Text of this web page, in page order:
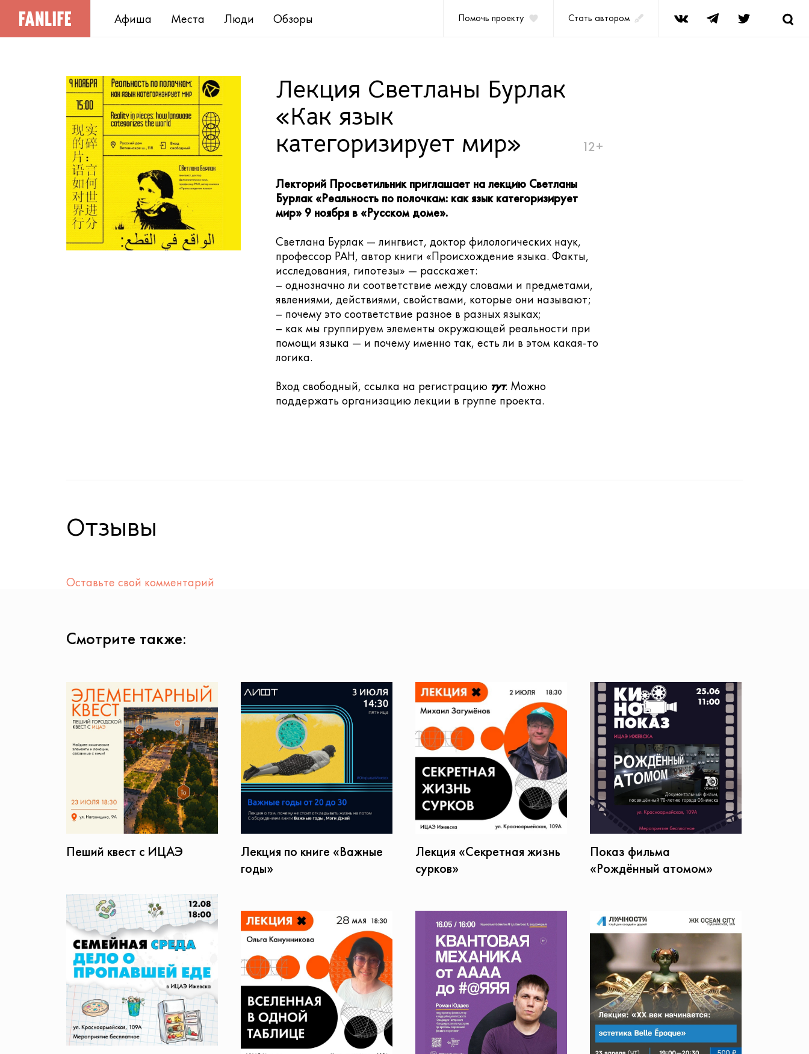
Афиша Места Люди Обзоры Помочь проекту Стать автором
Лекция Светланы Бурлак
«Как язык
категоризирует мир»
12+
Лекторий Просветильник приглашает на лекцию Светланы
Бурлак «Реальность по полочкам: как язык категоризирует
мир» 9 ноября в «Русском доме».
Светлана Бурлак — лингвист, доктор филологических наук,
профессор РАН, автор книги «Происхождение языка. Факты,
исследования, гипотезы» — расскажет:
– однозначно ли соответствие между словами и предметами,
явлениями, действиями, свойствами, которые они называют;
– почему это соответствие разное в разных языках;
– как мы группируем элементы окружающей реальности при
помощи языка — и почему именно так, есть ли в этом какая-то
логика.
Вход свободный, ссылка на регистрацию тут. Можно
поддержать организацию лекции в группе проекта.
Отзывы
Оставьте свой комментарий
Смотрите также:
Пеший квест с ИЦАЭ
Лекция по книге «Важные
годы»
Лекция «Секретная жизнь
сурков»
Показ фильма
«Рождённый атомом»